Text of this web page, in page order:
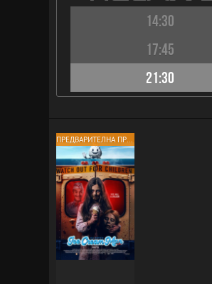
14:30
17:45
21:30
ПРЕДВАРИТЕЛНА ПРОДАЖБА